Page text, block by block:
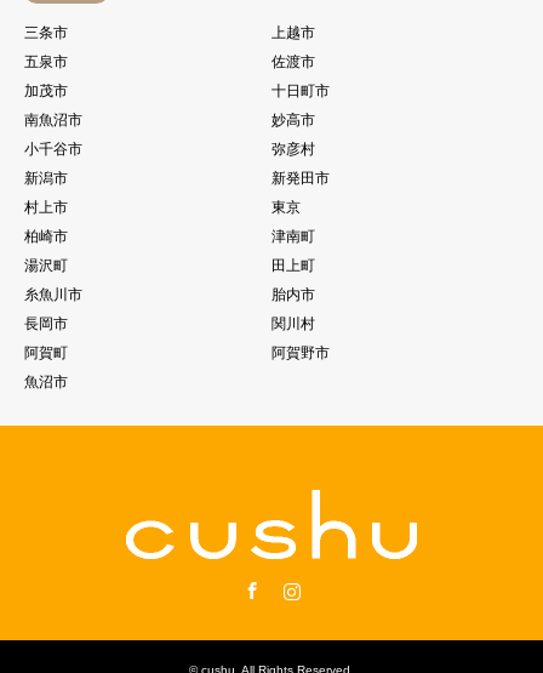
三条市
上越市
五泉市
佐渡市
加茂市
十日町市
南魚沼市
妙高市
小千谷市
弥彦村
新潟市
新発田市
村上市
東京
柏崎市
津南町
湯沢町
田上町
糸魚川市
胎内市
長岡市
関川村
阿賀町
阿賀野市
魚沼市
©cushu . All Rights Reserved.